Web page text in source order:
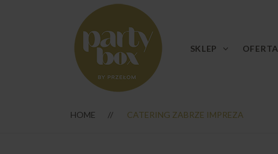
SKLEP OFERTA
HOME CATERING ZABRZE IMPREZA